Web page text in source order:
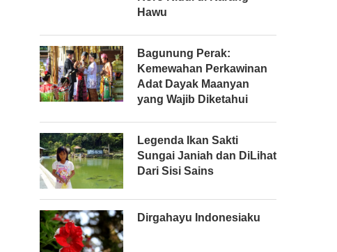
Hawu
Bagunung Perak:
Kemewahan Perkawinan
Adat Dayak Maanyan
yang Wajib Diketahui
Legenda Ikan Sakti
Sungai Janiah dan DiLihat
Dari Sisi Sains
Dirgahayu Indonesiaku